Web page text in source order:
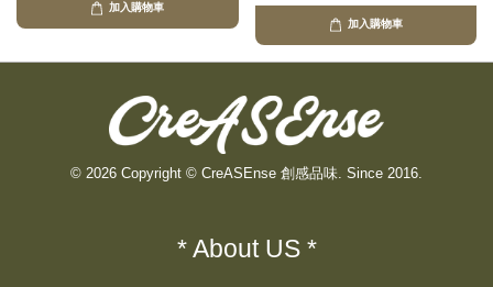
加入購物車
加入購物車
© 2026 Copyright © CreASEnse 創感品味. Since 2016.
* About US *